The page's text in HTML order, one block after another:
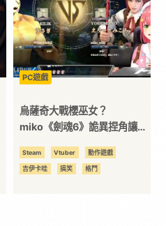
PC遊戲
烏薩奇大戰櫻巫女？
miko《劍魂6》詭異捏角讓粉
Steam Vtuber 動作遊戲
吉伊卡哇 搞笑 格鬥